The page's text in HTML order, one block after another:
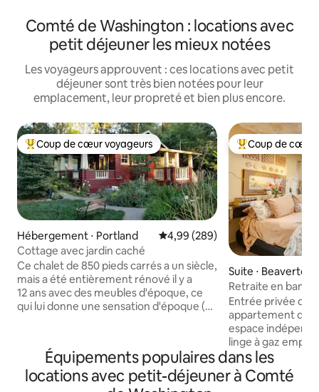
Comté de Washington : locations avec
petit déjeuner les mieux notées
Les voyageurs approuvent : ces locations avec petit
déjeuner sont très bien notées pour leur
emplacement, leur propreté et bien plus encore.
Coups de cœur voyageurs les plus appréciés
Coup de cœur voyageurs
Hébergement ⋅ Portland Évaluation moyenne sur la
4,99 (289)
Cottage avec jardin caché
Ce chalet de 850 pieds carrés a un siècle,
mais a été entièrement rénové il y a
12 ans avec des meubles d'époque, ce
qui lui donne une sensation d'époque (et
rendent confortable. Il se trouve sur un
demi-acre, donc beaucoup de place
pour les enfants. Il est situé dans le sud-
ouest de Portland, à quelques minutes
Coups de cœur
Coup de cœur
Suite ⋅ Beaverton
Retraite en
Entrée privée
appartement
espace
linge à gaz
de cuisson,
vous avez besoin
un repas.
Équipements populaires dans les
locations avec petit-déjeuner à Comté